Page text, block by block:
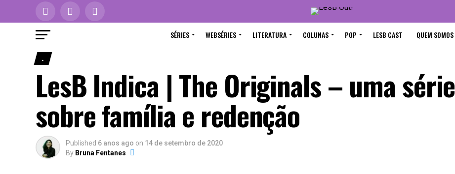
SÉRIES WEBSÉRIES LITERATURA COLUNAS POP LESB CAST QUEM SOMOS
.
LesB Indica | The Originals – uma série
sobre família e redenção
Published 6 anos ago on 14 de setembro de 2020
By Bruna Fentanes